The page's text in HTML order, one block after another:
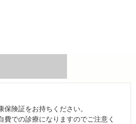
険証をお持ちください。
費での診療になりますのでご注意く